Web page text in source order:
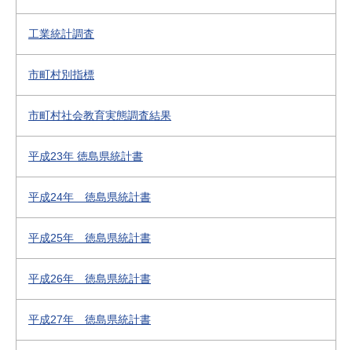
工業統計調査
市町村別指標
市町村社会教育実態調査結果
平成23年 徳島県統計書
平成24年 徳島県統計書
平成25年 徳島県統計書
平成26年 徳島県統計書
平成27年 徳島県統計書